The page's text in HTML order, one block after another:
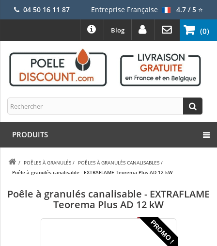
04 50 16 11 87 Entreprise Française 4.7 / 5⭐
(0)
Blog
PRODUITS
/ POÊLES À GRANULÉS / POÊLES À GRANULÉS CANALISABLES /
Poêle à granulés canalisable - EXTRAFLAME Teorema Plus AD 12 kW
Poêle à granulés canalisable - EXTRAFLAME
Teorema Plus AD 12 kW
PROMO !